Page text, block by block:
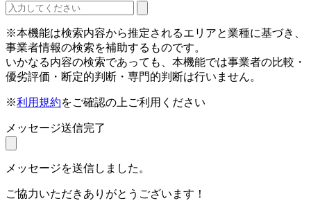
※本機能は検索内容から推定されるエリアと業種に基づき、
事業者情報の検索を補助するものです。
いかなる内容の検索であっても、本機能では事業者の比較・
優劣評価・断定的判断・専門的判断は行いません。
※利用規約をご確認の上ご利用ください
メッセージ送信完了
メッセージを送信しました。
ご協力いただきありがとうございます！